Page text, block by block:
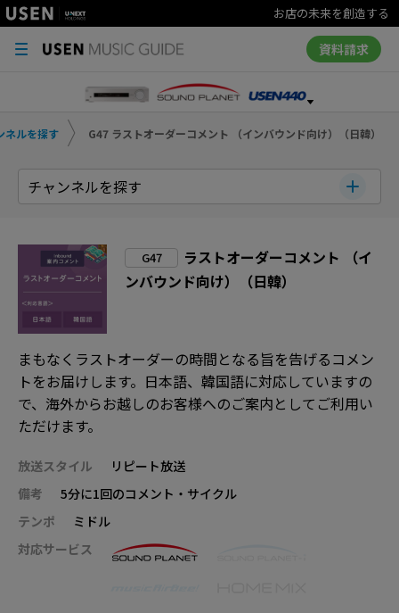
お店の未来を創造する
資料請求
ネルを探す G47 ラストオーダーコメント （インバウンド向け）（日韓）
チャンネルを探す
G47
ラストオーダーコメント （イ
ンバウンド向け）（日韓）
まもなくラストオーダーの時間となる旨を告げるコメン
トをお届けします。日本語、韓国語に対応していますの
で、海外からお越しのお客様へのご案内としてご利用い
ただけます。
放送スタイル
リピート放送
備考
5分に1回のコメント・サイクル
テンポ
ミドル
対応サービス